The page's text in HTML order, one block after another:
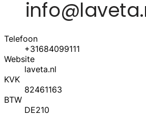
Telefoon
+31684099111
Website
laveta.nl
KVK
82461163
BTW
DE210